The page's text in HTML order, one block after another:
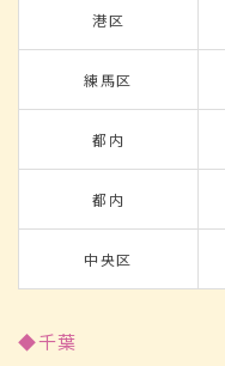
港区
練馬区
都内
都内
中央区
◆千葉